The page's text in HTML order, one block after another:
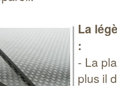
La
:
- La
plus il